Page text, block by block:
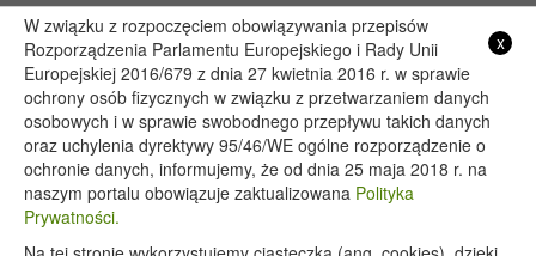
Starostwo Powiatowe we Włodawie
Lubelski Urząd Wojewódzki w Lublinie
Urząd Marszałkowski Województwa Lubelskiego w Lublinie
Serwis Rzeczypospolitej Polskiej
PGE – Planowane wyłączenia prądu
Poczta E-mail
Copyright 2020@ - Urząd Gminy Wyryki
x
W związku z rozpoczęciem obowiązywania przepisów
Rozporządzenia Parlamentu Europejskiego i Rady Unii
Europejskiej 2016/679 z dnia 27 kwietnia 2016 r. w sprawie
ochrony osób fizycznych w związku z przetwarzaniem danych
osobowych i w sprawie swobodnego przepływu takich danych
oraz uchylenia dyrektywy 95/46/WE ogólne rozporządzenie o
ochronie danych, informujemy, że od dnia 25 maja 2018 r. na
naszym portalu obowiązuje zaktualizowana Polityka
Prywatności.